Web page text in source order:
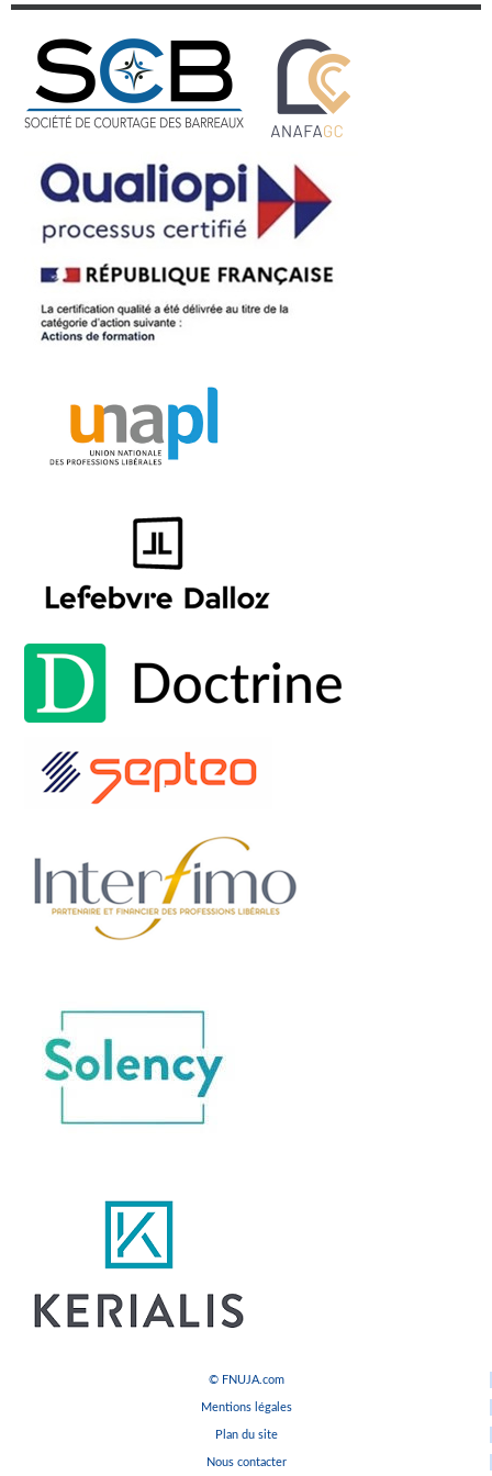
© FNUJA.com
Mentions légales
Plan du site
Nous contacter